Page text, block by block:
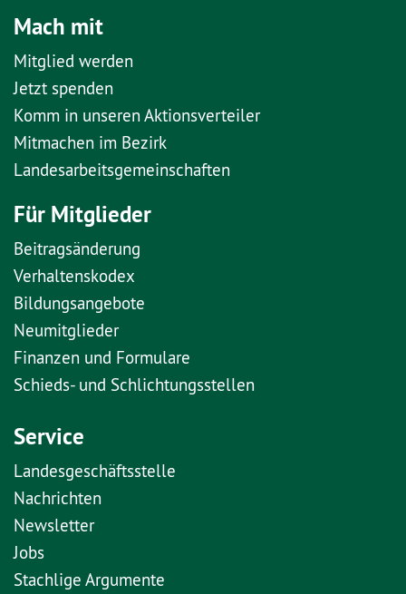
Mach mit
Mitglied werden
Jetzt spenden
Komm in unseren Aktionsverteiler
Mitmachen im Bezirk
Landesarbeitsgemeinschaften
Für Mitglieder
Beitragsänderung
Verhaltenskodex
Bildungsangebote
Neumitglieder
Finanzen und Formulare
Schieds- und Schlichtungsstellen
Service
Landesgeschäftsstelle
Nachrichten
Newsletter
Jobs
Stachlige Argumente